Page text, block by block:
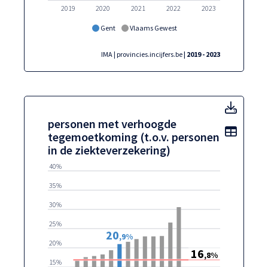
Gent Vlaams Gewest
2019 2020 2021 2022 2023
IMA | provincies.incijfers.be| 2019 - 2023
personen met verhoogde
tegemoetkoming (t.o.v. personen
in de ziekteverzekering)
15%
20%
25%
30%
35%
40%
20,9%
16,8%
Toon